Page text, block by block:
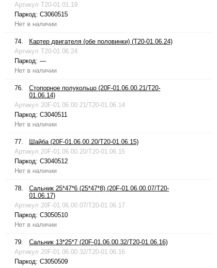
Артикул T20-01.01.19
Паркод: C3060515
Нет в наличии
74.
Картер двигателя (обе половинки) (T20-01.06.24)
Артикул T20-01.06.24
Паркод: —
Нет в наличии
76.
Стопорное полукольцо (20F-01.06.00.21/T20-
01.06.14)
Артикул 20F-01.06.00.21/T20-01.06.14
Паркод: C3040511
Нет в наличии
77.
Шайба (20F-01.06.00.20/T20-01.06.15)
Артикул 20F-01.06.00.20/T20-01.06.15
Паркод: C3040512
Нет в наличии
78.
Сальник 25*47*6 (25*47*8) (20F-01.06.00.07/T20-
01.06.17)
Артикул 20F-01.06.00.07/T20-01.06.17
Паркод: C3050510
Нет в наличии
79.
Сальник 13*25*7 (20F-01.06.00.32/T20-01.06.16)
Артикул 20F-01.06.00.32/T20-01.06.16
Паркод: C3050509